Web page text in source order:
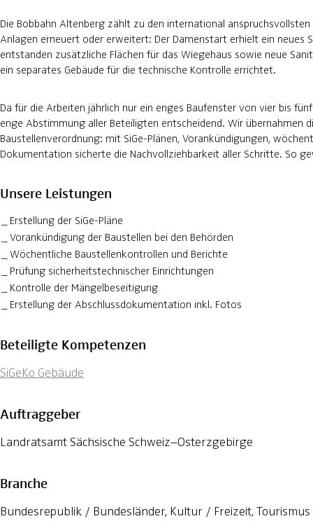
Die Bobbahn Altenberg zählt zu den international
Anlagen erneuert oder erweitert: Der Damenstart erhielt ein neues
entstanden zusätzliche Flächen für das Wiegehaus sowie neue
ein separates Gebäude für die technische Kontrolle errichtet.
Da für die Arbeiten jährlich nur ein enges Baufenster von vier bis
enge Abstimmung aller Beteiligten entscheidend. Wir übernahmen
Baustellenverordnung: mit SiGe-Plänen, Vorankündigungen,
Dokumentation sicherte die Nachvollziehbarkeit aller Schritte. So
Unsere Leistungen
Erstellung der SiGe-Pläne
Vorankündigung der Baustellen bei den Behörden
Wöchentliche Baustellenkontrollen und Berichte
Prüfung sicherheitstechnischer Einrichtungen
Kontrolle der Mängelbeseitigung
Erstellung der Abschlussdokumentation inkl. Fotos
Beteiligte Kompetenzen
SiGeKo Gebäude
Auftraggeber
Landratsamt Sächsische Schweiz–Osterzgebirge
Branche
Bundesrepublik / Bundesländer, Kultur / Freizeit,